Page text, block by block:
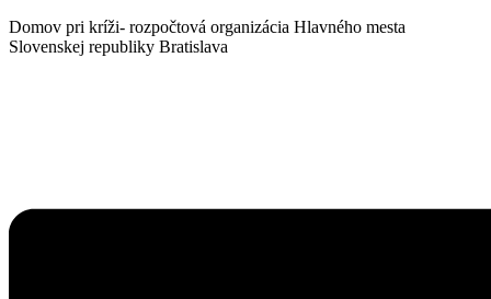
Domov pri kríži- rozpočtová organizácia Hlavného mesta
Slovenskej republiky Bratislava